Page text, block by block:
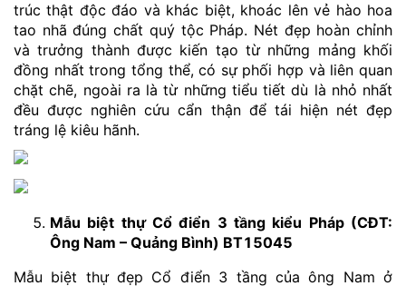
trúc thật độc đáo và khác biệt, khoác lên vẻ hào hoa
tao nhã đúng chất quý tộc Pháp. Nét đẹp hoàn chỉnh
và trưởng thành được kiến tạo từ những mảng khối
đồng nhất trong tổng thể, có sự phối hợp và liên quan
chặt chẽ, ngoài ra là từ những tiểu tiết dù là nhỏ nhất
đều được nghiên cứu cẩn thận để tái hiện nét đẹp
tráng lệ kiêu hãnh.
Mẫu biệt thự Cổ điển 3 tầng kiểu Pháp (CĐT:
Ông Nam – Quảng Bình) BT15045
Mẫu biệt thự đẹp Cổ điển 3 tầng của ông Nam ở